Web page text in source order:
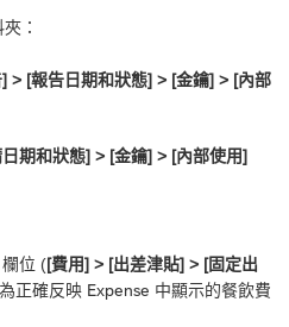
：
> [報告日期和狀態] > [金鑰] > [內部
期和狀態] > [金鑰] > [內部使用]
欄位 ([費用] > [出差津貼] > [固定出
正確反映 Expense 中顯示的餐飲費